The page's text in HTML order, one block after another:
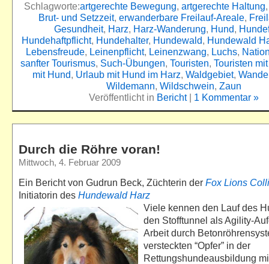
Schlagworte:artgerechte Bewegung, artgerechte Haltung,
Brut- und Setzzeit, erwanderbare Freilauf-Areale,
Gesundheit, Harz, Harz-Wanderung, Hund,
Hundehaftpflicht, Hundehalter, Hundewald, Hundewald
Lebensfreude, Leinenpflicht, Leinenzwang, Luchs,
sanfter Tourismus, Such-Übungen, Touristen, Touristen
mit Hund, Urlaub mit Hund im Harz, Waldgebiet,
Wildemann, Wildschwein, Zaun
Veröffentlicht in Bericht| 1 Kommentar »
Durch die Röhre voran!
Mittwoch, 4. Februar 2009
Ein Bericht von Gudrun Beck, Züchterin der Fox Lions
Initiatorin des Hundewald Harz
Viele kennen den Lauf des
den Stofftunnel als Agility-
Arbeit durch
versteckten “Opfer” in der
Rettungshundeausbildung